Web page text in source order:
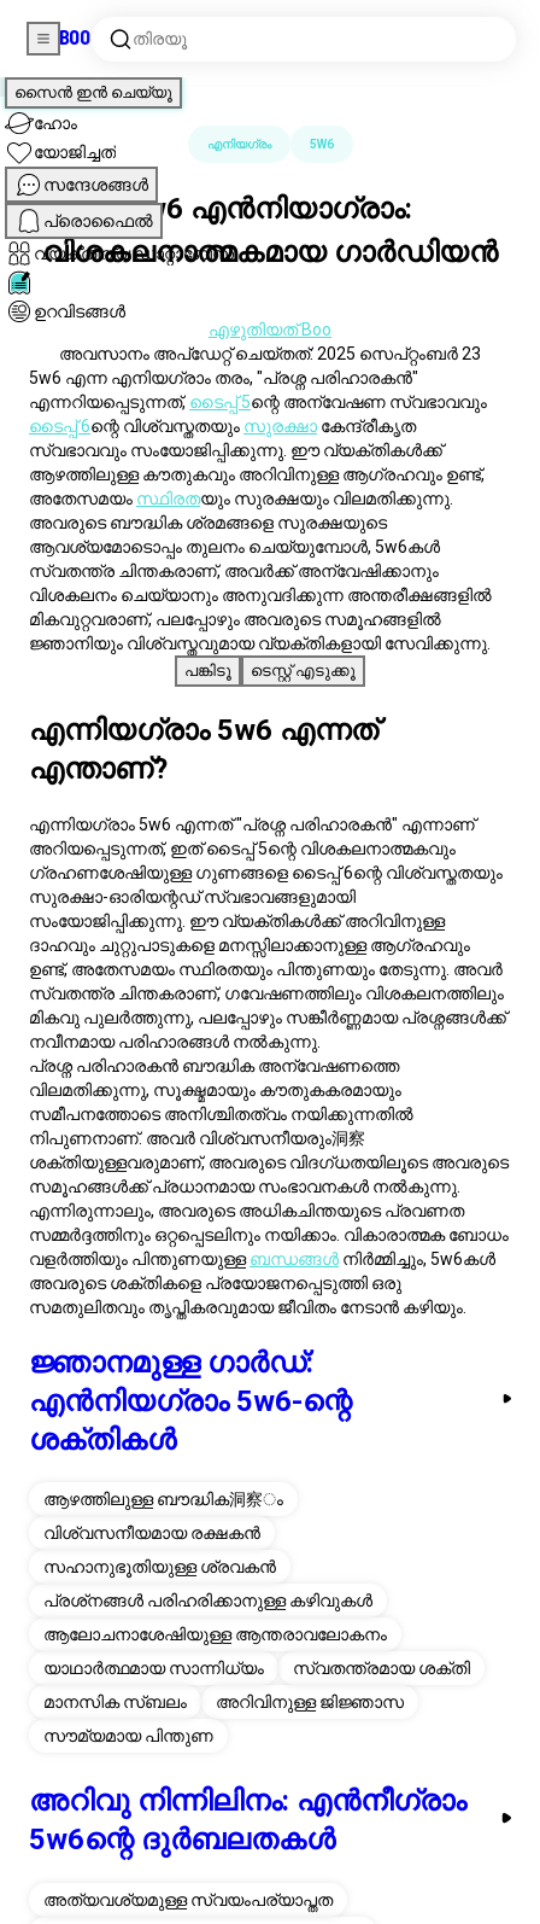
Boo തിരയൂ
എന്നേഗ്രാം
5w6 എൻനിയാഗ്രാം: വിശകലനാത്മകമായ ഗാർഡിയൻ
സംഗ്രഹം
എനിയഗ്രം 5W6
5w6 എൻനിയാഗ്രാം:
വിശകലനാത്മകമായ
ഗാർഡിയൻ
എഴുതിയത് Boo
അവസാനം അപ്ഡേറ്റ് ചെയ്തത്: 2025 സെപ്റ്റംബർ 23
5w6 എന്ന എനിയഗ്രാം തരം, "പ്രശ്ന പരിഹാരകൻ"
എന്നറിയപ്പെടുന്നത്,ടൈപ്പ് 5ന്റെ അന്വേഷണ സ്വഭാവവും
ടൈപ്പ് 6ന്റെ വിശ്വസ്തതയുംസുരക്ഷാ കേന്ദ്രീകൃത
സ്വഭാവവും സംയോജിപ്പിക്കുന്നു. ഈ വ്യക്തികൾക്ക്
ആഴത്തിലുള്ള കൗതുകവും അറിവിനുള്ള ആഗ്രഹവും ഉണ്ട്,
അതേസമയംസ്ഥിരതയും സുരക്ഷയും വിലമതിക്കുന്നു.
അവരുടെ ബൗദ്ധിക ശ്രമങ്ങളെ സുരക്ഷയുടെ
ആവശ്യമോടൊപ്പം തുലനം ചെയ്യുമ്പോൾ, 5w6കൾ
സ്വതന്ത്ര ചിന്തകരാണ്, അവർക്ക് അന്വേഷിക്കാനും
വിശകലനം ചെയ്യാനും അനുവദിക്കുന്ന അന്തരീക്ഷങ്ങളിൽ
മികവുറ്റവരാണ്, പലപ്പോഴും അവരുടെ സമൂഹങ്ങളിൽ
ജ്ഞാനിയും വിശ്വസ്തവുമായ വ്യക്തികളായി സേവിക്കുന്നു.
പങ്കിടൂ
എന്താണ്?
എന്നിയഗ്രാം 5w6 എന്നത് "പ്രശ്ന പരിഹാരകൻ" എന്നാണ്
അറിയപ്പെടുന്നത്, ഇത് ടൈപ്പ് 5ന്റെ വിശകലനാത്മകവും
ഗ്രഹണശേഷിയുള്ള ഗുണങ്ങളെ ടൈപ്പ് 6ന്റെ വിശ്വസ്തതയും
സുരക്ഷാ-ഓരിയന്റഡ് സ്വഭാവങ്ങളുമായി
സംയോജിപ്പിക്കുന്നു. ഈ വ്യക്തികൾക്ക് അറിവിനുള്ള
ദാഹവും ചുറ്റുപാടുകളെ മനസ്ലാക്കാനുള്ള ആഗ്രഹവും
ഉണ്ട്, അതേസമയം സ്ഥിരതയും പിന്തുണയും തേടുന്നു. അവർ
സ്വതന്ത്ര ചിന്തകരാണ്, ഗവേഷണത്തിലും വിശകലനത്തിലും
മികവു പുലർത്തുന്നു, പലപ്പോഴും സങ്കീർണ്ണമായ പ്രശ്നങ്ങൾക്ക്
നവീനമായ പരിഹാരങ്ങൾ നൽകുന്നു.
പ്രശ്ന പരിഹാരകൻ ബൗദ്ധിക അന്വേഷണത്തെ
വിലമതിക്കുന്നു, സൂക്ഷ്മമായും കൗതുകകരമായും
സമീപനത്തോടെ അനിശ്ചിതത്വം നയിക്കുന്നതിൽ
നിപുണനാണ്. അവർ വിശ്വസനീയരും洞察
ശക്തിയുള്ളവരുമാണ്, അവരുടെ വിദഗ്ധതയിലൂടെ അവരുടെ
സമൂഹങ്ങൾക്ക് പ്രധാനമായ സംഭാവനകൾ നൽകുന്നു.
എന്നിരുന്നാലും, അവരുടെ അധികചിന്തയുടെ പ്രവണത
സമ്മർദ്ദത്തിനും ഒറ്റപ്പെടലിനും നയിക്കാം. വികാരാത്മക ബോധം
വളർത്തിയും പിന്തുണയുള്ളബന്ധങ്ങൾ നിർമ്മിച്ചും, 5w6കൾ
സമതുലിതവും തൃപ്തികരവുമായ ജീവിതം നേടാൻ കഴിയും.
ജ്ഞാനമുള്ള ഗാർഡ്:
എൻനിയഗ്രാം 5w6-ന്റെ
ആഴത്തിലുള്ള ബൗദ്ധിക洞察ം
വിശ്വസനീയമായ രക്ഷകൻ
സഹാനുഭൂതിയുള്ള ശ്രവകൻ
പ്രശ്‌നങ്ങൾ പരിഹരിക്കാനുള്ള കഴിവുകൾ
ആലോചനാശേഷിയുള്ള ആന്തരാവലോകനം
യാഥാർത്ഥമായ സാന്നിധ്യം
സ്വതന്ത്രമായ ശക്തി
മാനസിക സ്ബലം
അറിവിനുള്ള ജിജ്ഞാസ
സൗമ്യമായ പിന്തുണ
അറിവു നിന്നിലിനം: എൻനീഗ്രാം
5w6ന്റെ ദുർബലതകൾ
സ്വകാര്യതയേകാനുള്ള അതിവിസ്തരണ